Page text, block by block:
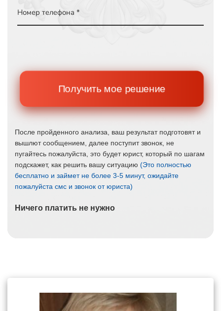
Номер телефона *
Получить мое решение
После пройденного анализа, ваш результат подготовят и
вышлют сообщением, далее поступит звонок, не
пугайтесь пожалуйста, это будет юрист, который по шагам
подскажет, как решить вашу ситуацию (Это полностью
бесплатно и займет не более 3-5 минут, ожидайте
пожалуйста смс и звонок от юриста)
Ничего платить не нужно